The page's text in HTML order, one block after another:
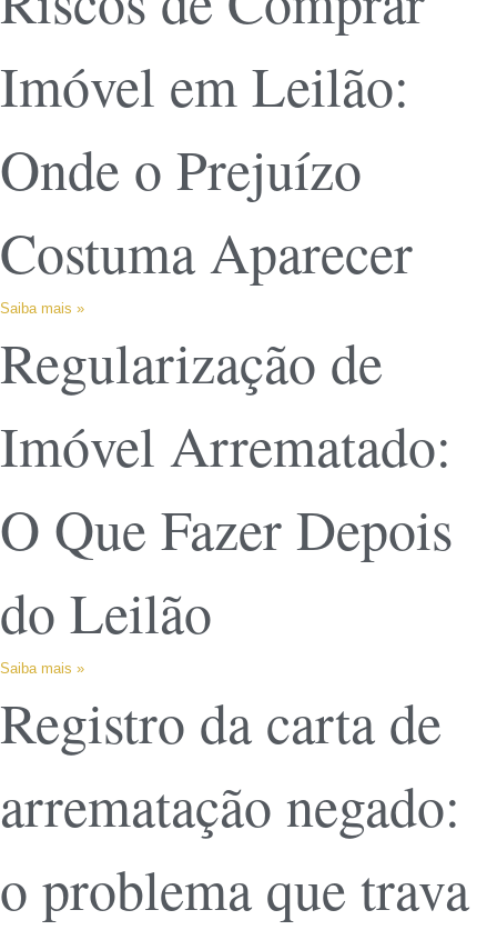
Imóvel em Leilão:
Onde o Prejuízo
Costuma Aparecer
Saiba mais »
Regularização de
Imóvel Arrematado:
O Que Fazer Depois
do Leilão
Saiba mais »
Registro da carta de
arrematação negado:
o problema que trava